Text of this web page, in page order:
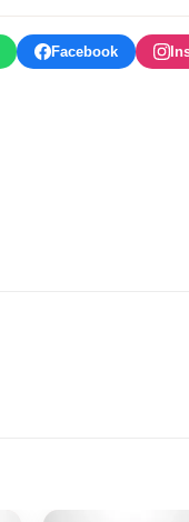
Facebook